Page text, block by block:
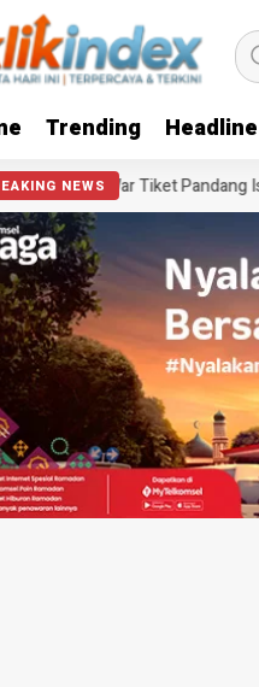
Trending Headline
NEWS
Lolos War Tiket Pandang Istana